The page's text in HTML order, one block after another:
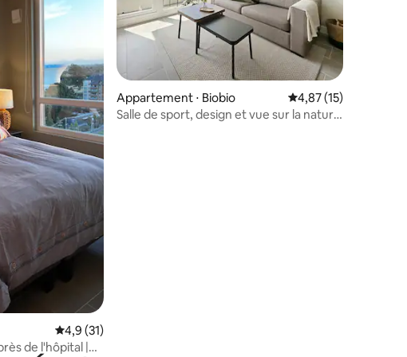
commentaires : 4,97 sur 5
Évaluation moyenne sur la base de 31 commentaires : 4,9 sur 5
4,9 (31)
de l'hôpital |
Appartement ⋅ Biobio Évaluation moyenne
4,87 (15)
Salle de sport, design et vue sur la nature